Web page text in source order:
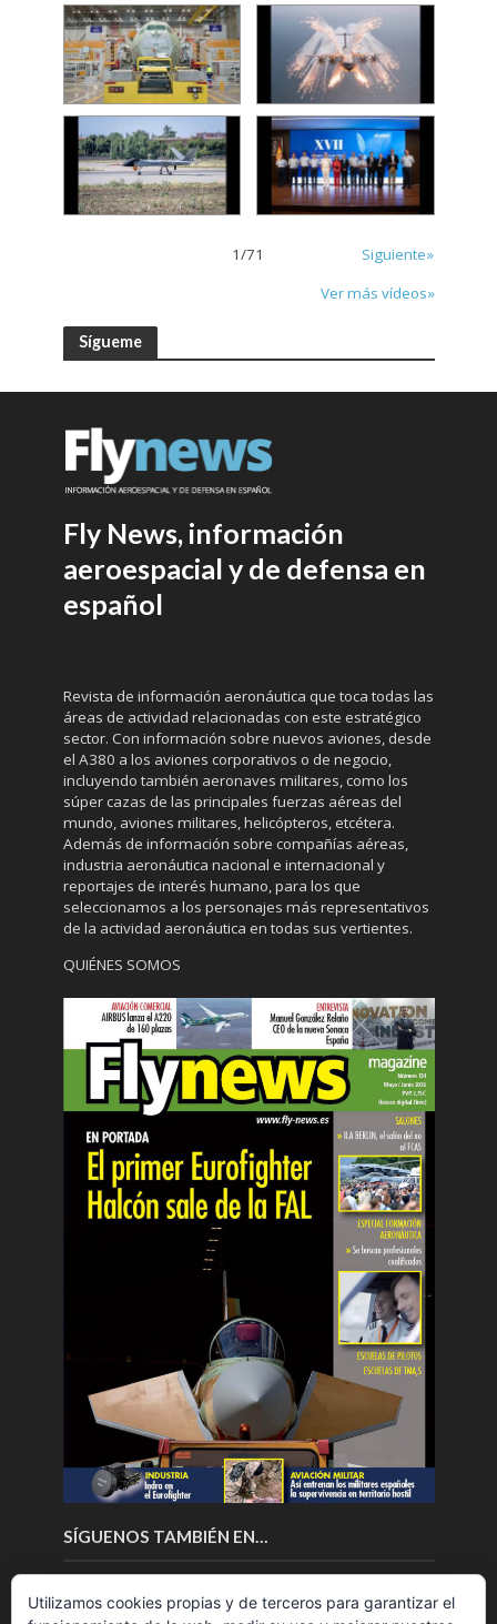
1/71
Siguiente»
Ver más vídeos»
Sígueme
Fly News, información
aeroespacial y de defensa en
español
Revista de información aeronáutica que toca todas las
áreas de actividad relacionadas con este estratégico
sector. Con información sobre nuevos aviones, desde
el A380 a los aviones corporativos o de negocio,
incluyendo también aeronaves militares, como los
súper cazas de las principales fuerzas aéreas del
mundo, aviones militares, helicópteros, etcétera.
Además de información sobre compañías aéreas,
industria aeronáutica nacional e internacional y
reportajes de interés humano, para los que
seleccionamos a los personajes más representativos
de la actividad aeronáutica en todas sus vertientes.
QUIÉNES SOMOS
SÍGUENOS TAMBIÉN EN…
Utilizamos cookies propias y de terceros para garantizar el